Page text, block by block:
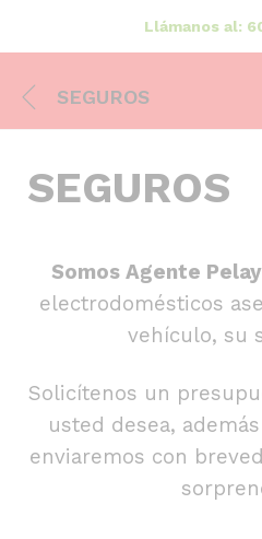
Llámanos al:
SEGUROS
SEGUROS
Somos Agente
electrodomésticos
vehículo, su
Solicítenos un
usted desea,
enviaremos con